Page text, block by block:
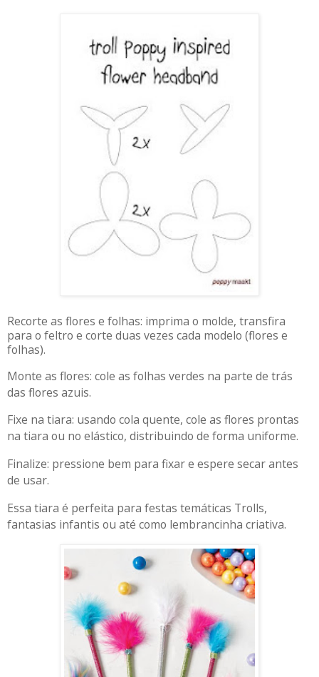
Recorte as flores e folhas: imprima o molde, transfira
para o feltro e corte duas vezes cada modelo (flores e
folhas).
Monte as flores: cole as folhas verdes na parte de trás
das flores azuis.
Fixe na tiara: usando cola quente, cole as flores prontas
na tiara ou no elástico, distribuindo de forma uniforme.
Finalize: pressione bem para fixar e espere secar antes
de usar.
Essa tiara é perfeita para festas temáticas Trolls,
fantasias infantis ou até como lembrancinha criativa.